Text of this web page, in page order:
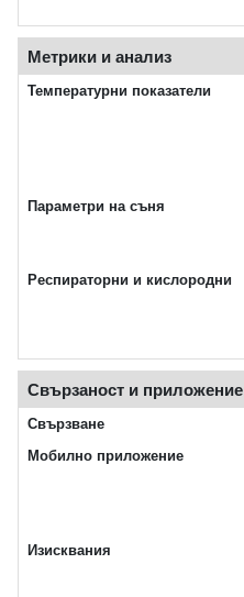
Метрики и анализ
Температурни показатели
Параметри на съня
Респираторни и кислородни
Свързаност и приложение
Свързване
Мобилно приложение
Изисквания